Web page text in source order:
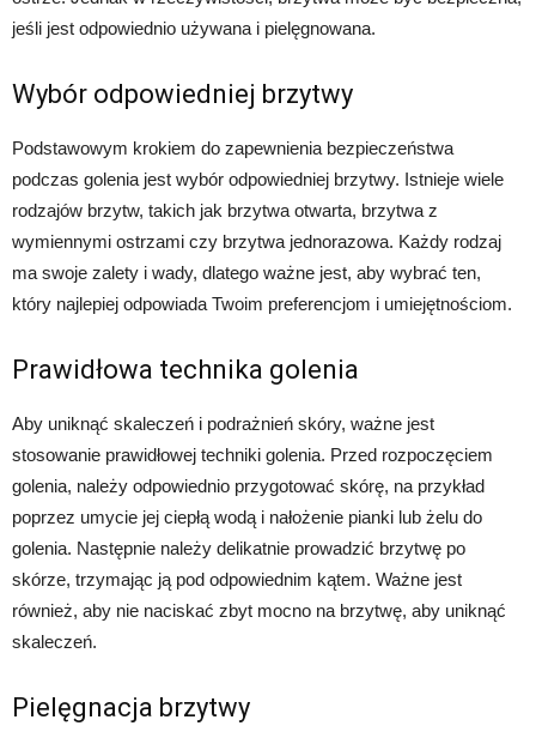
jeśli jest odpowiednio używana i pielęgnowana.
Wybór odpowiedniej brzytwy
Podstawowym krokiem do zapewnienia bezpieczeństwa
podczas golenia jest wybór odpowiedniej brzytwy. Istnieje wiele
rodzajów brzytw, takich jak brzytwa otwarta, brzytwa z
wymiennymi ostrzami czy brzytwa jednorazowa. Każdy rodzaj
ma swoje zalety i wady, dlatego ważne jest, aby wybrać ten,
który najlepiej odpowiada Twoim preferencjom i umiejętnościom.
Prawidłowa technika golenia
Aby uniknąć skaleczeń i podrażnień skóry, ważne jest
stosowanie prawidłowej techniki golenia. Przed rozpoczęciem
golenia, należy odpowiednio przygotować skórę, na przykład
poprzez umycie jej ciepłą wodą i nałożenie pianki lub żelu do
golenia. Następnie należy delikatnie prowadzić brzytwę po
skórze, trzymając ją pod odpowiednim kątem. Ważne jest
również, aby nie naciskać zbyt mocno na brzytwę, aby uniknąć
skaleczeń.
Pielęgnacja brzytwy